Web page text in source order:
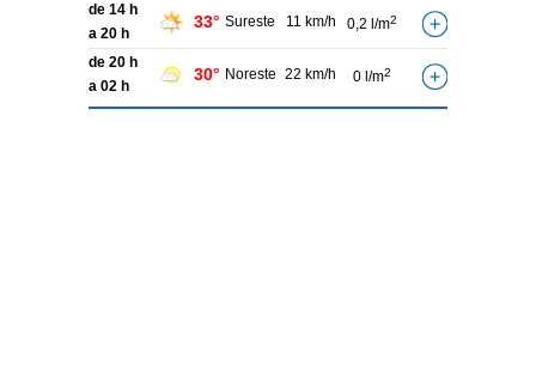
de 14 h
a 20 h
33° Sureste 11 km/h 0,2 l/m2
de 20 h
a 02 h
30° Noreste 22 km/h 0 l/m2